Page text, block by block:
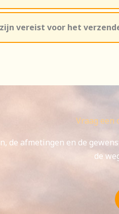
vereist voor het
Vraag een
de afmetingen en de
de